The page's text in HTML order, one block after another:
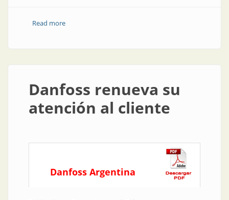
Read moreabout Opciones para accionar con inteligencia
Danfoss renueva su
atención al cliente
Danfoss Argentina